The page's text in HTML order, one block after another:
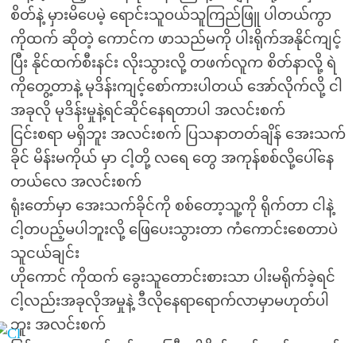
စိတ်နဲ့ မှားမိပေမဲ့ ရောင်းသူဝယ်သူကြည်ဖြူ ပါတယ်ကွာ
ကိုထက် ဆိုတဲ့ ကောင်က ဖာသည်မကို ပါးရိုက်အနိုင်ကျင့်
ပြီး နိုင်ထက်စီးနင်း လိုးသွားလို့ တဖက်လူက စိတ်နာလို့ ရဲ
ကိုတွေ့တာနဲ့ မုဒိန်းကျင့်စော်ကားပါတယ် အော်လိုက်လို့ ငါ
အခုလို မုဒိန်းမှုနဲ့ရင်ဆိုင်နေရတာပါ အလင်းစက်
ငြင်းစရာ မရှိဘူး အလင်းစက် ပြသနာတတ်ချိန် အေးသက်
ခိုင် မိန်းမကိုယ် မှာ ငါ့တို့ လရေ တွေ အကုန်စစ်လို့ပေါ်နေ
တယ်လေ အလင်းစက်
ရုံးတော်မှာ အေးသက်ခိုင်ကို စစ်တော့သူ့ကို ရိုက်တာ ငါနဲ့
ငါ့တပည့်မပါဘူးလို့ ဖြေပေးသွားတာ ကံကောင်းစေတာပဲ
သူငယ်ချင်း
ဟိုကောင် ကိုထက် ခွေးသူတောင်းစားသာ ပါးမရိုက်ခဲ့ရင်
ငါ့လည်းအခုလိုအမှုနဲ့ ဒီလိုနေရာရောက်လာမှာမဟုတ်ပါ
ဘူး အလင်းစက်